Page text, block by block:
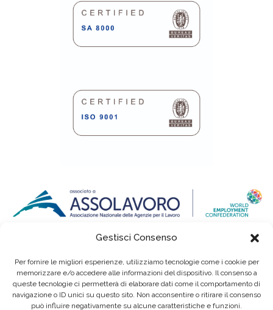
Gestisci Consenso
Per fornire le migliori esperienze, utilizziamo tecnologie come i cookie per
memorizzare e/o accedere alle informazioni del dispositivo. Il consenso a
queste tecnologie ci permetterà di elaborare dati come il comportamento di
navigazione o ID unici su questo sito. Non acconsentire o ritirare il consenso
può influire negativamente su alcune caratteristiche e funzioni.